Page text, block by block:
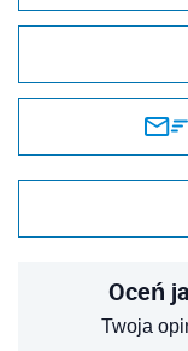
Oceń
Twoja